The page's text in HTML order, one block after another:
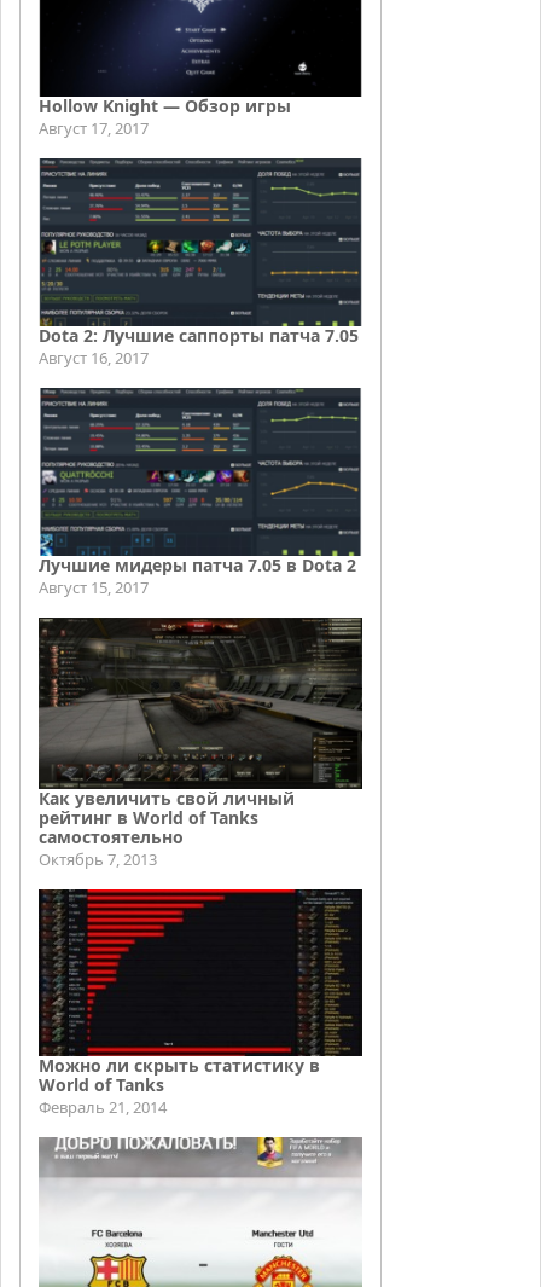
Hollow Knight — Обзор игры
Август 17, 2017
Dota 2: Лучшие саппорты патча 7.05
Август 16, 2017
Лучшие мидеры патча 7.05 в Dota 2
Август 15, 2017
Как увеличить свой личный
рейтинг в World of Tanks
самостоятельно
Октябрь 7, 2013
Можно ли скрыть статистику в
World of Tanks
Февраль 21, 2014